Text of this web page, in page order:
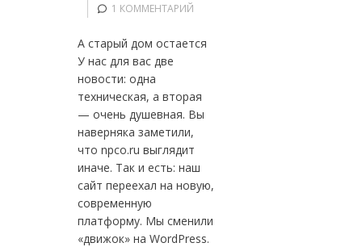
1 КОММЕНТАРИЙ
А старый дом остается
У нас для вас две
новости: одна
техническая, а вторая
— очень душевная. Вы
наверняка заметили,
что npco.ru выглядит
иначе. Так и есть: наш
сайт переехал на новую,
современную
платформу. Мы сменили
«движок» на WordPress.